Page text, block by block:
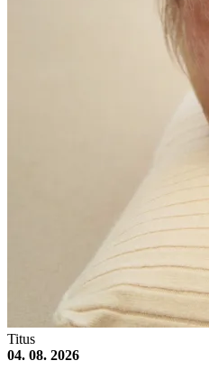
Titus
04. 08. 2026